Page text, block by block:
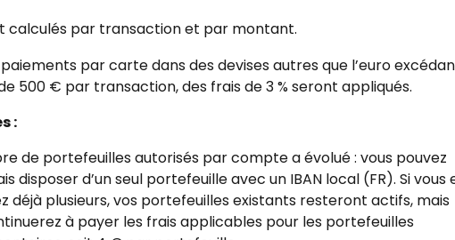
calculés par transaction et par montant.
par carte dans des devises autres que l’euro
500 € par transaction, des frais de 3 % seront appliqués.
:
de portefeuilles autorisés par compte a évolué : vous pouvez
disposer d’un seul portefeuille avec un IBAN local (FR). Si vous
déjà plusieurs, vos portefeuilles existants resteront actifs, mais
à payer les frais applicables pour les portefeuilles